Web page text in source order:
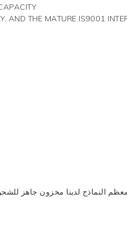
AND THE MATURE IS9001
النماذج لدينا مخزون جاهز